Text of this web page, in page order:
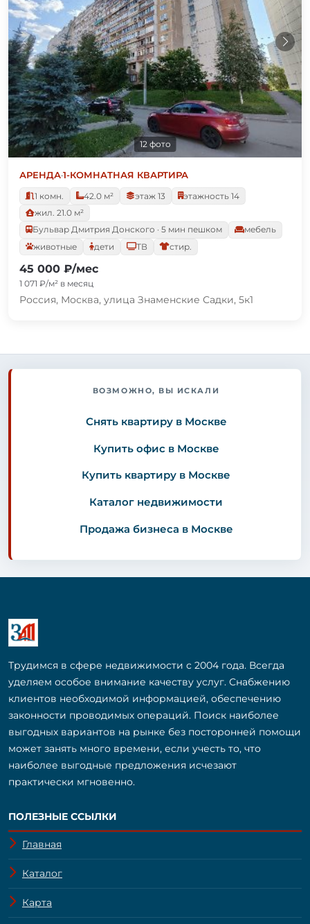
12 фото
АРЕНДА·1-КОМНАТНАЯ КВАРТИРА
1 комн.
42.0 м² этаж 13
этажность 14
жил. 21.0 м²
Бульвар Дмитрия Донского · 5 мин пешком
мебель
животные
дети ТВ стир.
45 000 ₽/мес
1 071 ₽/м² в месяц
Россия, Москва, улица Знаменские Садки, 5к1
ВОЗМОЖНО, ВЫ ИСКАЛИ
Снять квартиру в Москве
Купить офис в Москве
Купить квартиру в Москве
Каталог недвижимости
Продажа бизнеса в Москве
Трудимся в сфере недвижимости с 2004 года. Всегда
уделяем особое внимание качеству услуг. Снабжению
клиентов необходимой информацией, обеспечению
законности проводимых операций. Поиск наиболее
выгодных вариантов на рынке без посторонней помощи
может занять много времени, если учесть то, что
наиболее выгодные предложения исчезают
практически мгновенно.
ПОЛЕЗНЫЕ ССЫЛКИ
Главная
Каталог
Карта